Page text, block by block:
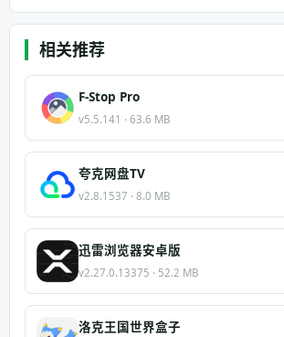
相关推荐
F-Stop Pro
v5.5.141 · 63.6 MB
夸克网盘TV
v2.8.1537 · 8.0 MB
迅雷浏览器安卓版
v2.27.0.13375 · 52.2 MB
洛克王国世界盒子